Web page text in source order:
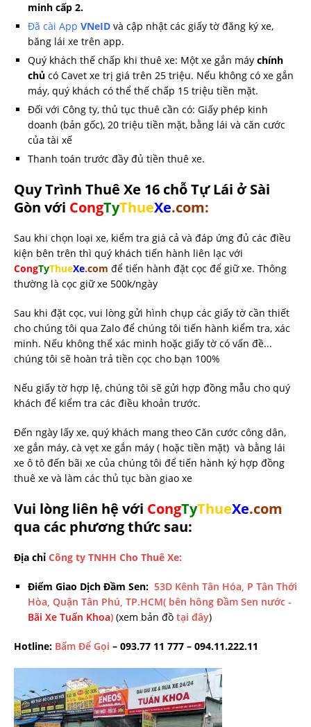
minh cấp 2.
Đã cài App VNeID và cập nhật các giấy tờ đăng ký xe,
băng lái xe trên app.
Quý khách thế chấp khi thuê xe: Một xe gắn máy chính
chủ có Cavet xe trị giá trên 25 triệu. Nếu không có xe gắn
máy, quý khách có thể thế chấp 15 triệu tiền mặt.
Đối với Công ty, thủ tục thuê cần có: Giấy phép kinh
doanh (bản gốc), 20 triệu tiền mặt, bằng lái và căn cước
của tài xế
Thanh toán trước đầy đủ tiền thuê xe.
Quy Trình Thuê Xe 16 chỗ Tự Lái ở Sài
Gòn với CongTyThueXe.com:
Sau khi chọn loại xe, kiểm tra giá cả và đáp ứng đủ các điều
kiện bên trên thì quý khách tiến hành liên lạc với
CongTyThueXe.com để tiến hành đặt cọc để giữ xe. Thông
thường là cọc giữ xe 500k/ngày
Sau khi đặt cọc, vui lòng gửi hình chụp các giấy tờ cần thiết
cho chúng tôi qua Zalo để chúng tôi tiến hành kiểm tra, xác
minh. Nếu không thể xác minh hoặc giấy tờ có vấn đề...
chúng tôi sẽ hoàn trả tiền cọc cho bạn 100%
Nếu giấy tờ hợp lệ, chúng tôi sẽ gửi hợp đồng mẫu cho quý
khách để kiểm tra các điều khoản trước.
Đến ngày lấy xe, quý khách mang theo Căn cước công dân,
xe gắn máy, cà vẹt xe gắn máy ( hoặc tiền mặt) và bằng lái
xe ô tô đến bãi xe của chúng tôi để tiến hành ký hợp đồng
thuê xe và làm các thủ tục bàn giao xe
Vui lòng liên hệ với CongTyThueXe.com
qua các phương thức sau:
Địa chỉ Công ty TNHH Cho Thuê Xe:
Điểm Giao Dịch Đầm Sen: 53D Kênh Tân Hóa, P Tân Thới
Hòa, Quận Tân Phú, TP.HCM( bên hông Đầm Sen nước -
Bãi Xe Tuấn Khoa) (xem bản đồ tại đây)
Hotline: Bấm Để Gọi – 093.77 11 777 – 094.11.222.11